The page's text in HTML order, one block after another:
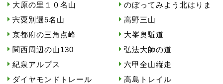
大原の里１０名山
のぼってみよう北はりま
宍粟別選5名山
高野三山
京都府の三角点峰
大峯奥駈道
関西周辺の山130
弘法大師の道
紀泉アルプス
六甲全山縦走
ダイヤモンドトレール
高島トレイル